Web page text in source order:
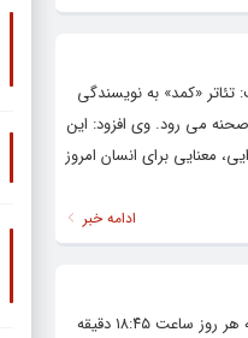
«کمد» به نویسندگی
مردادماه در سالن شماره دو پردیس تئاتر مستقل واقع دربلوار صارمی، بین میدان حافظ و صارمی ۵۰ به روی صحنه می رود. وی افزود: این
معنایی برای انسان امروز
ادامه خبر
علی روغنگران: این روزها سالن لطفی پردیس مستقل تئاتر مشهد میزبان نمایشی تحت عنوان «ریبوت» به نویسندگی و کارگردانی امیرحسین آژیر است که هر روز ساعت ۱۸:۴۵ دقیقه